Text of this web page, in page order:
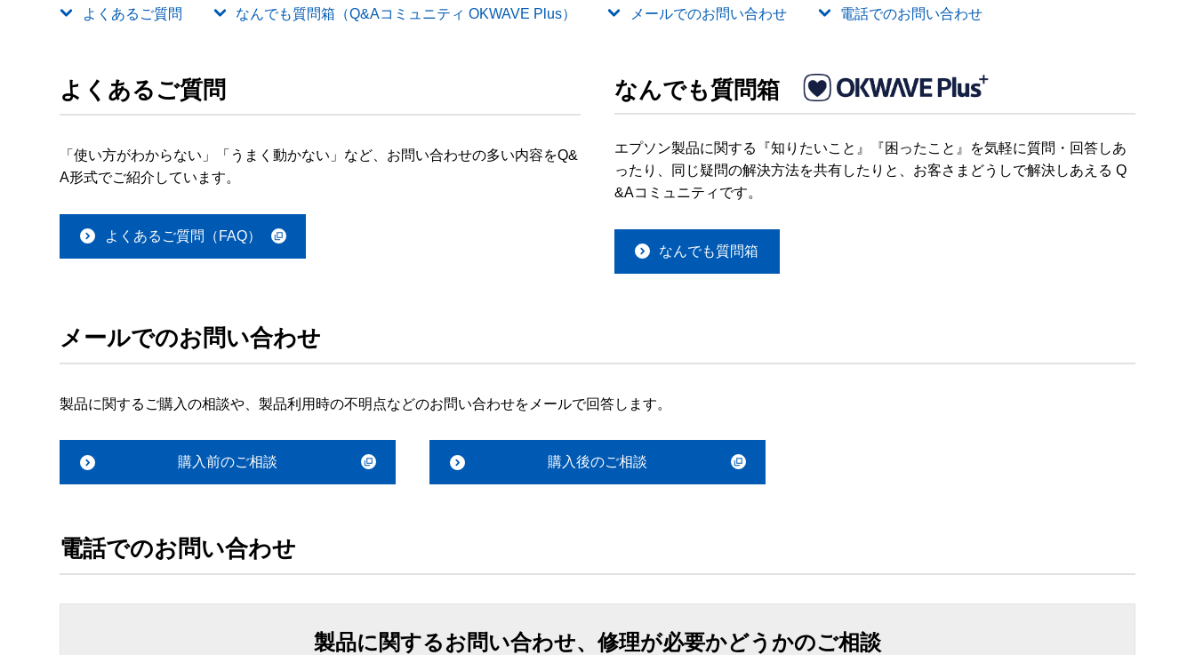
よくあるご質問 なんでも質問箱（Q&Aコミュニティ OKWAVE Plus） メールでのお問い合わせ 電話でのお問い合わせ
よくあるご質問
「使い方がわからない」「うまく動かない」など、お問い合わせの多い内容をQ&
A形式でご紹介しています。
よくあるご質問（FAQ）
なんでも質問箱
エプソン製品に関する『知りたいこと』『困ったこと』を気軽に質問・回答しあ
ったり、同じ疑問の解決方法を共有したりと、お客さまどうしで解決しあえる Q
&Aコミュニティです。
なんでも質問箱
メールでのお問い合わせ
製品に関するご購入の相談や、製品利用時の不明点などのお問い合わせをメールで回答します。
購入前のご相談 購入後のご相談
電話でのお問い合わせ
製品に関するお問い合わせ、修理が必要かどうかのご相談